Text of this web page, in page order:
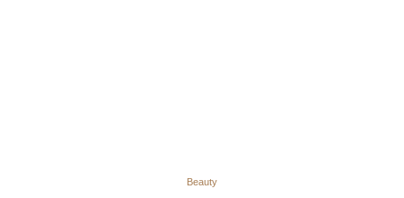
Beauty